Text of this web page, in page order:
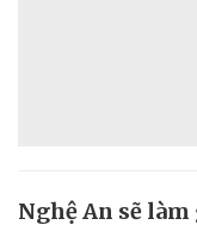
Nghệ An sẽ